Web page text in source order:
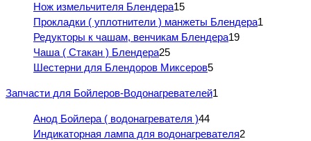
Нож измельчителя Блендера15
Прокладки ( уплотнители ) манжеты Блендера1
Редукторы к чашам, венчикам Блендера19
Чаша ( Стакан ) Блендера25
Шестерни для Блендоров Миксеров5
Запчасти для Бойлеров-Водонагревателей1
Анод Бойлера ( водонагревателя )44
Индикаторная лампа для водонагревателя2